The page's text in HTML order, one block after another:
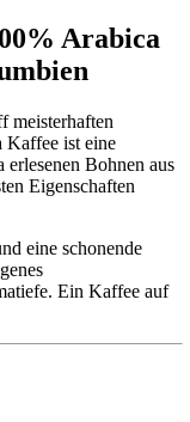
Arabica
meisterhaften
Kaffee ist eine
Bohnen aus
Eigenschaften
eine schonende
Ein Kaffee auf